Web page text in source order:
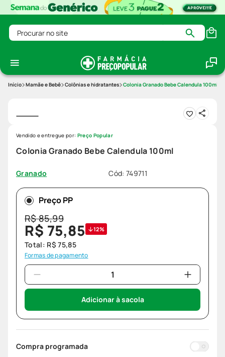
Procurar no site
Mamãe e Bebê Colônias e hidratantes Colonia Granado Bebe Calendula 100ml
Colonia Granado Bebe Calendula 100ml
Granado Cód: 749711
Vendido e entregue por: Preço Popular
Preço PP
R$85,99
R$ 75,85 12%
Total: R$ 75,85
Formas de pagamento
Adicionar à sacola
Compra programada